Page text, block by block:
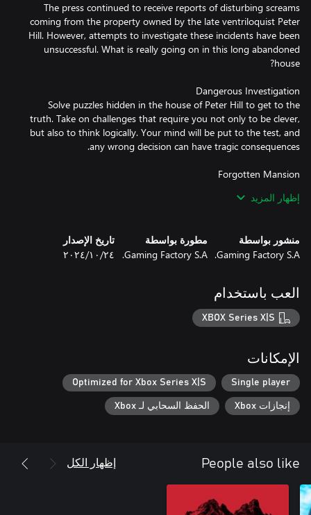
The press continued to receive reports of disturbing screams
coming from the property owned by the late ventriloquist Peter
Hill. However, attempts to investigate these incidents have been
unsuccessful. What is really going on in this long abandoned
Solve puzzles hidden in the house of Peter Hill to get to the
truth. Take on challenges that require you not only to be clever,
but also to think logically. Your mind will be put to the test, and
present intertwine. Remember to look around carefully, forgotten
answers.
إظهار المزيد
منشور بواسطة
Gaming Factory S.A.
مطورة بواسطة
Gaming Factory S.A.
تاريخ الإصدار
٢٤‏/١٠‏/٢٠٢٤
العب باستخدام
XBOX Series X|S
الإمكانات
Single player
Optimized for Xbox Series X|S
إنجازات Xbox الحفظ السحابي لـ Xbox
People also like إظهار الكل